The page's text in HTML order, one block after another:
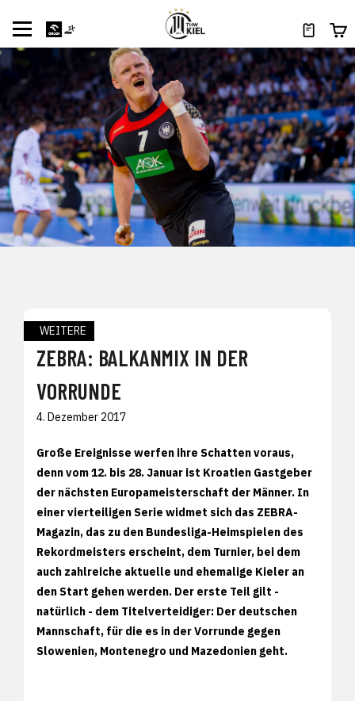
WEITERE
ZEBRA: BALKANMIX IN DER
VORRUNDE
4. Dezember 2017
Große Ereignisse werfen ihre Schatten voraus,
denn vom 12. bis 28. Januar ist Kroatien Gastgeber
der nächsten Europameisterschaft der Männer. In
einer vierteiligen Serie widmet sich das ZEBRA-
Magazin, das zu den Bundesliga-Heimspielen des
Rekordmeisters erscheint, dem Turnier, bei dem
auch zahlreiche aktuelle und ehemalige Kieler an
den Start gehen werden. Der erste Teil gilt -
natürlich - dem Titelverteidiger: Der deutschen
Mannschaft, für die es in der Vorrunde gegen
Slowenien, Montenegro und Mazedonien geht.